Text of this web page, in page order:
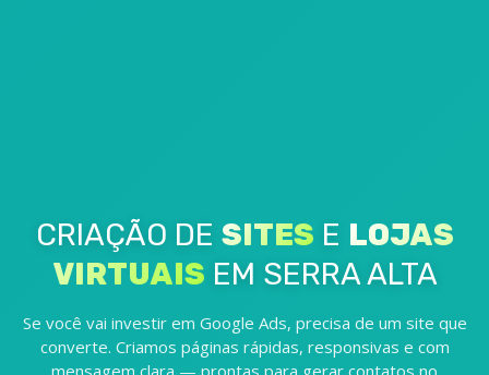
CRIAÇÃO DE SITES E LOJAS
VIRTUAIS EM SERRA ALTA
Se você vai investir em Google Ads, precisa de um site que
converte. Criamos páginas rápidas, responsivas e com
mensagem clara — prontas para gerar contatos no